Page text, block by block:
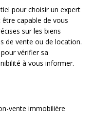
pour choisir un expert
capable de vous
sur les biens
de vente ou de location.
vérifier sa
à vous informer.
vente immobilière